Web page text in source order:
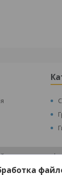
создан на
обработки